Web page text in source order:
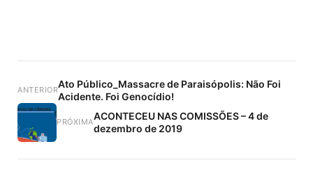
ANTERIORAto Público_Massacre de Paraisópolis: Não Foi
Acidente. Foi Genocídio!
PRÓXIMAACONTECEU NAS COMISSÕES – 4 de
dezembro de 2019